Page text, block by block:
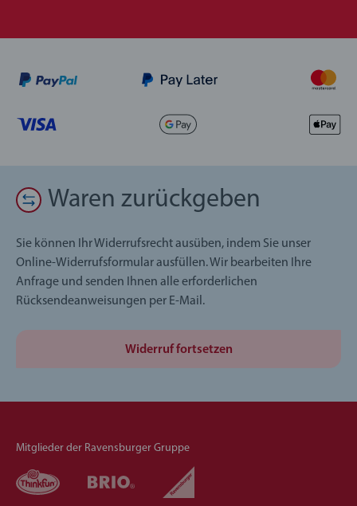
Waren zurückgeben
Sie können Ihr Widerrufsrecht ausüben, indem Sie unser
Online-Widerrufsformular ausfüllen. Wir bearbeiten Ihre
Anfrage und senden Ihnen alle erforderlichen
Rücksendeanweisungen per E-Mail.
Widerruf fortsetzen
Mitglieder der Ravensburger Gruppe